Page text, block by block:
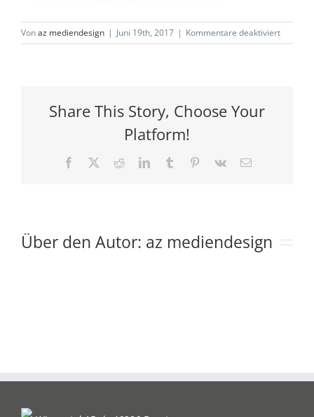
Vonaz mediendesign | Juni 19th, 2017 | Kommentare deaktiviertfür
Kissen-
Share This Story, Choose Your
Platform!
Facebook RedditLinkedInTumblr Pinterest
Vk
E-
Über den Autor: az mediendesign